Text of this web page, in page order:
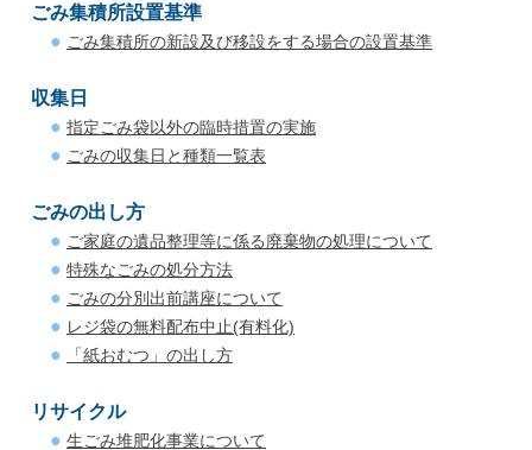
ごみ集積所設置基準
ごみ集積所の新設及び移設をする場合の設置基準
収集日
指定ごみ袋以外の臨時措置の実施
ごみの収集日と種類一覧表
ごみの出し方
ご家庭の遺品整理等に係る廃棄物の処理について
特殊なごみの処分方法
ごみの分別出前講座について
レジ袋の無料配布中止(有料化)
「紙おむつ」の出し方
リサイクル
生ごみ堆肥化事業について